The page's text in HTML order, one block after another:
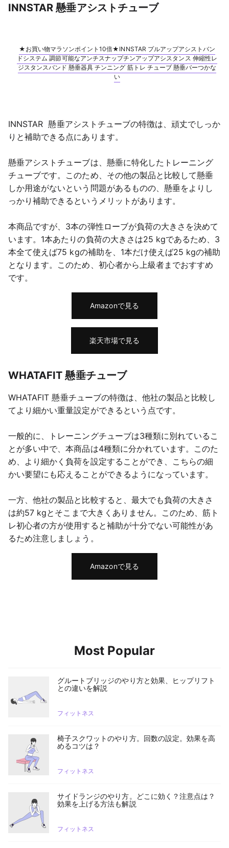
INNSTAR 懸垂アシストチューブ
★お買い物マラソンポイント10倍★INNSTAR プルアップアシストバン
ドシステム 調節可能なアンチスナップチンアップアシスタンス 伸縮性レ
ジスタンスバンド 懸垂器具 チンニング 筋トレ チューブ 懸垂バーつかな
い
INNSTAR  懸垂アシストチューブの特徴は、頑丈でしっか
りと補助できる点にあります。
懸垂アシストチューブは、懸垂に特化したトレーニング
チューブです。このため、その他の製品と比較して懸垂
しか用途がないという問題があるものの、懸垂をよりし
っかり補助できるというメリットがあります。
本商品ですが、3本の弾性ローブが負荷の大きさを決めて
います。1本あたりの負荷の大きさは25 kgであるため、3
本全て使えば75 kgの補助を、1本だけ使えば25 kgの補助
となります。このため、初心者から上級者までおすすめ
です。
Amazonで見る
楽天市場で見る
WHATAFIT 懸垂チューブ
WHATAFIT 懸垂チューブの特徴は、他社の製品と比較し
てより細かい重量設定ができるという点です。
一般的に、トレーニングチューブは3種類に別れているこ
とが多い中で、本商品は4種類に分かれています。このた
め、より細かく負荷を設定することができ、こちらの細
かい要望にも応えることができるようになっています。
一方、他社の製品と比較すると、最大でも負荷の大きさ
は約57 kgとそこまで大きくありません。このため、筋ト
レ初心者の方が使用すると補助が十分でない可能性があ
るため注意しましょう。
Amazonで見る
Most Popular
グルートブリッジのやり方と効果、ヒップリフト
との違いを解説
フィットネス
椅子スクワットのやり方。回数の設定。効果を高
めるコツは？
フィットネス
サイドランジのやり方。どこに効く？注意点は？
効果を上げる方法も解説
フィットネス